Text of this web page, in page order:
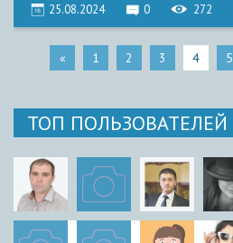
25.08.2024 0 272
« 1 2 3 4 5
ТОП ПОЛЬЗОВАТЕЛЕЙ